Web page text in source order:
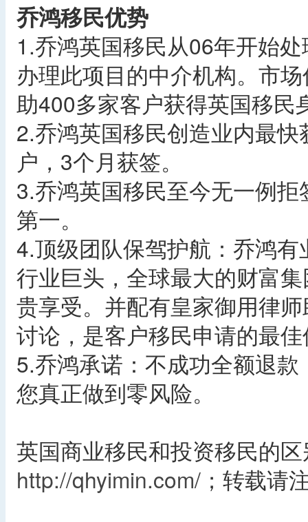
乔鸿移民优势
1.乔鸿英国移民从06年开始
办理此项目的中介机构。市
助400多家客户获得英国移民
2.乔鸿英国移民创造业内最
户，3个月获签。
3.乔鸿英国移民至今无一例
第一。
4.顶级团队保驾护航：乔鸿
行业巨头，全球最大的财富
贵享受。并配有皇家御用律
讨论，是客户移民申请的最
5.乔鸿承诺：不成功全额退
您真正做到零风险。
英国商业移民和投资移民的
http://qhyimin.com/ ；转载